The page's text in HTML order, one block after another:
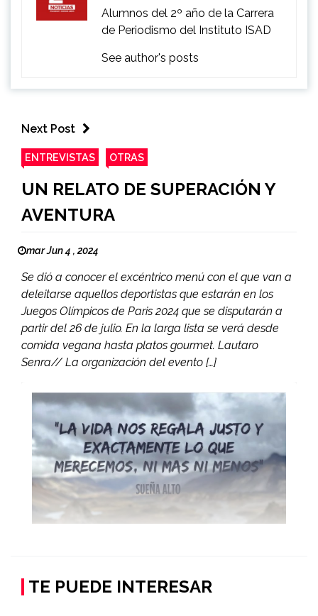
Alumnos del 2º año de la Carrera
de Periodismo del Instituto ISAD
See author's posts
Next Post
ENTREVISTAS OTRAS
UN RELATO DE SUPERACIÓN Y
AVENTURA
mar Jun 4 , 2024
Se dió a conocer el excéntrico menú con el que van a
deleitarse aquellos deportistas que estarán en los
Juegos Olímpicos de Paris 2024 que se disputarán a
partir del 26 de julio. En la larga lista se verá desde
comida vegana hasta platos gourmet. Lautaro
Senra// La organización del evento […]
TE PUEDE INTERESAR